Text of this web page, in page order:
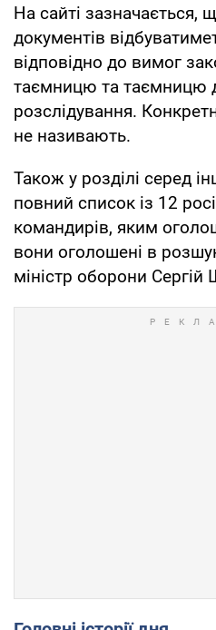
На сайті
документів
відповідно до вимог
таємницю та таємницю
розслідування.
не називають.
Також у розділі серед
повний список із 12
командирів, яким
вони оголошені в
міністр оборони Сергій